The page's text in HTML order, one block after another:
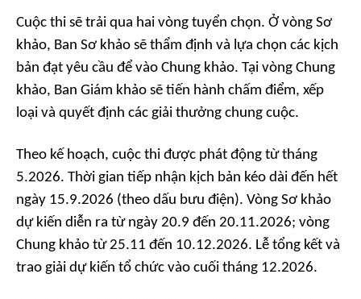
Cuộc thi sẽ trải qua hai vòng tuyển chọn. Ở vòng Sơ
khảo, Ban Sơ khảo sẽ thẩm định và lựa chọn các kịch
bản đạt yêu cầu để vào Chung khảo. Tại vòng Chung
khảo, Ban Giám khảo sẽ tiến hành chấm điểm, xếp
loại và quyết định các giải thưởng chung cuộc.
Theo kế hoạch, cuộc thi được phát động từ tháng
5.2026. Thời gian tiếp nhận kịch bản kéo dài đến hết
ngày 15.9.2026 (theo dấu bưu điện). Vòng Sơ khảo
dự kiến diễn ra từ ngày 20.9 đến 20.11.2026; vòng
Chung khảo từ 25.11 đến 10.12.2026. Lễ tổng kết và
trao giải dự kiến tổ chức vào cuối tháng 12.2026.